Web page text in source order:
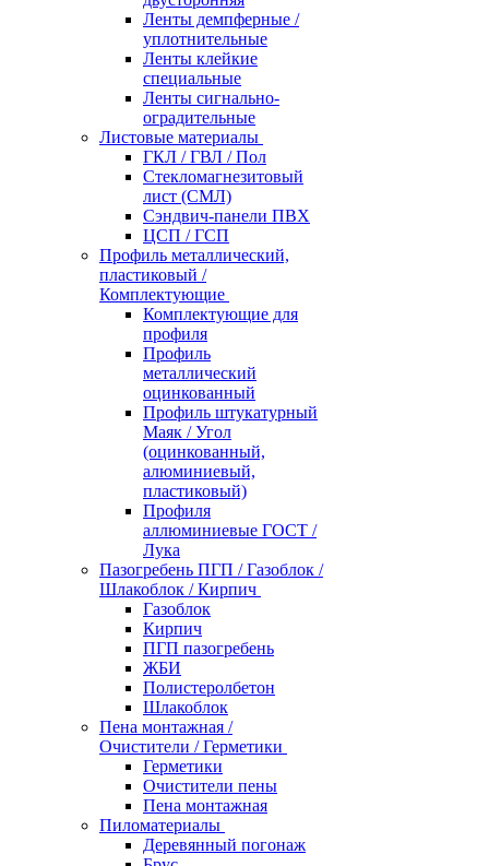
Ленты демпферные /
уплотнительные
Ленты клейкие
специальные
Ленты сигнально-
оградительные
Листовые материалы
ГКЛ / ГВЛ / Пол
Стекломагнезитовый
лист (СМЛ)
Сэндвич-панели ПВХ
ЦСП / ГСП
Профиль металлический,
пластиковый /
Комплектующие
Комплектующие для
профиля
Профиль
металлический
оцинкованный
Профиль штукатурный
Маяк / Угол
(оцинкованный,
алюминиевый,
пластиковый)
Профиля
аллюминиевые ГОСТ /
Лука
Пазогребень ПГП / Газоблок /
Шлакоблок / Кирпич
Газоблок
Кирпич
ПГП пазогребень
ЖБИ
Полистеролбетон
Шлакоблок
Пена монтажная /
Очистители / Герметики
Герметики
Очистители пены
Пена монтажная
Пиломатериалы
Деревянный погонаж